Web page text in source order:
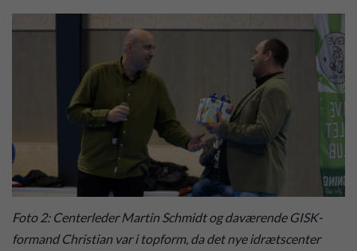
Foto 2: Centerleder Martin Schmidt og daværende GISK-
formand Christian var i topform, da det nye idrætscenter